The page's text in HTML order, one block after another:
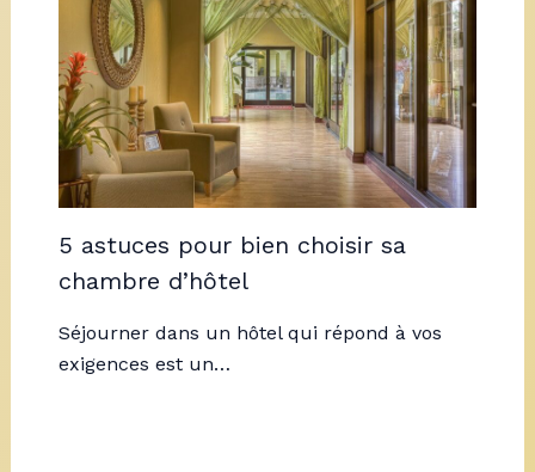
5 astuces pour bien choisir sa
chambre d’hôtel
Séjourner dans un hôtel qui répond à vos
exigences est un…